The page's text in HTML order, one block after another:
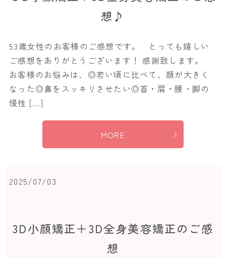
想♪
53歳女性のお客様のご感想です。 とっても嬉しい
ご感想をありがとうございます！ 感謝致します。
お客様のお悩みは、◎若い頃に比べて、顔が大きく
なった◎鼻をスッキリさせたい◎首・肩・腰・脚の
慢性 […]
MORE
2025/07/03
3D小顔矯正＋3D全身美容矯正のご感
想